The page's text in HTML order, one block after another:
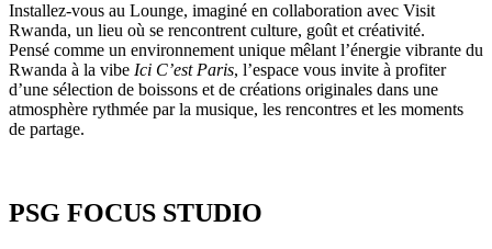
Installez-vous au Lounge, imaginé en collaboration avec Visit
Rwanda, un lieu où se rencontrent culture, goût et créativité.
Pensé comme un environnement unique mêlant l’énergie vibrante du
Rwanda à la vibe Ici C’est Paris, l’espace vous invite à profiter
d’une sélection de boissons et de créations originales dans une
atmosphère rythmée par la musique, les rencontres et les moments
de partage.
PSG FOCUS STUDIO